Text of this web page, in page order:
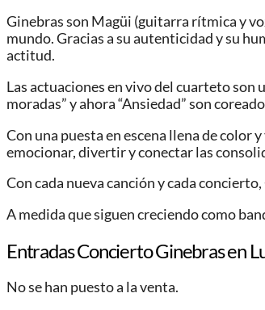
Ginebras son Magüi (guitarra rítmica y
mundo. Gracias a su autenticidad y su
actitud.
Las actuaciones en vivo del cuarteto son
moradas” y ahora “Ansiedad” son
Con una puesta en escena llena de color
emocionar, divertir y conectar las
Con cada nueva canción y cada
A medida que siguen creciendo como
Entradas Concierto Ginebras en
No se han puesto a la venta.